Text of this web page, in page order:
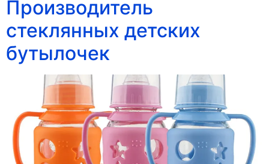
Производитель
стеклянных детских
бутылочек